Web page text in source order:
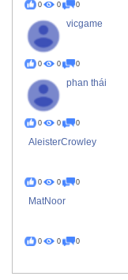
0 0 0
vicgame
0 0 0
phan thái
0 0 0
AleisterCrowley
0 0 0
MatNoor
0 0 0